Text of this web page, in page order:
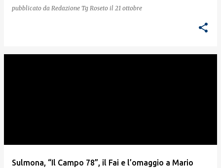
pubblicato da Redazione Tg Roseto il 21 ottobre
Sulmona, “Il Campo 78”, il Fai e l’omaggio a Mario